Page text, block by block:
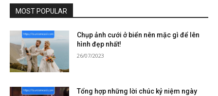
MOST POPULAR
Chụp ảnh cưới ở biển nên mặc gì để lên
hình đẹp nhất!
26/07/2023
Tổng hợp những lời chúc kỷ niệm ngày